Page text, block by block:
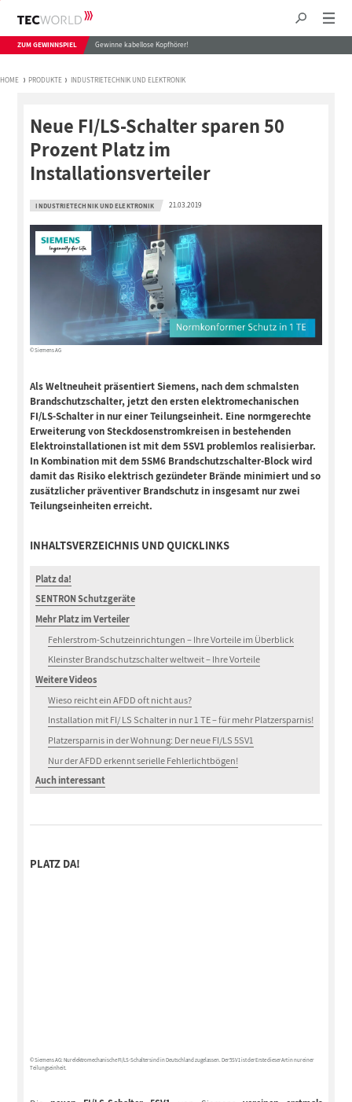
ZUM GEWINNSPIEL Gewinne kabellose Kopfhörer!
HOME PRODUKTE INDUSTRIETECHNIK UND ELEKTRONIK
Neue FI/LS-Schalter sparen 50
Prozent Platz im
Installationsverteiler
INDUSTRIETECHNIK UND ELEKTRONIK 21.03.2019
© Siemens AG
Als Weltneuheit präsentiert Siemens, nach dem schmalsten
Brandschutzschalter, jetzt den ersten elektromechanischen
FI/LS-Schalter in nur einer Teilungseinheit. Eine normgerechte
Erweiterung von Steckdosenstromkreisen in bestehenden
Elektroinstallationen ist mit dem 5SV1 problemlos realisierbar.
In Kombination mit dem 5SM6 Brandschutzschalter-Block wird
damit das Risiko elektrisch gezündeter Brände minimiert und so
zusätzlicher präventiver Brandschutz in insgesamt nur zwei
Teilungseinheiten erreicht.
INHALTSVERZEICHNIS UND QUICKLINKS
Platz da!
SENTRON Schutzgeräte
Mehr Platz im Verteiler
Fehlerstrom-Schutzeinrichtungen – Ihre Vorteile im Überblick
Kleinster Brandschutzschalter weltweit – Ihre Vorteile
Weitere Videos
Wieso reicht ein AFDD oft nicht aus?
Installation mit FI/ LS Schalter in nur 1 TE – für mehr Platzersparnis!
Platzersparnis in der Wohnung: Der neue FI/LS 5SV1
Nur der AFDD erkennt serielle Fehlerlichtbögen!
Auch interessant
PLATZ DA!
© Siemens AG: Nur elektromechanische FI/LS-Schalter sind in Deutschland zugelassen. Der 5SV1 ist der Erste dieser Art in nur einer
Teilungseinheit.